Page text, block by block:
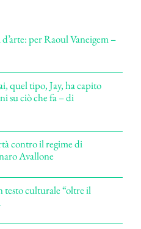
d’arte: per Raoul Vaneigem –
quel tipo, Jay, ha capito
su ciò che fa – di
contro il regime di
Avallone
testo culturale “oltre il